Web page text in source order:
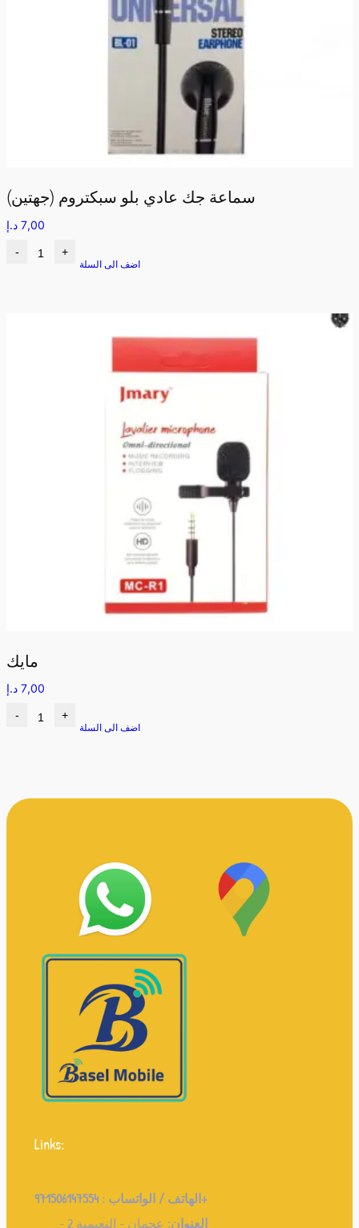
سماعة جك عادي بلو سبكتروم (جهتين)
7,00 د.إ
- +
اضف الى السلة
مايك
7,00 د.إ
- +
اضف الى السلة
Links:
الهاتف / الواتساب :971506147554+
العنوان:
عجمان - النعيمية 2 -